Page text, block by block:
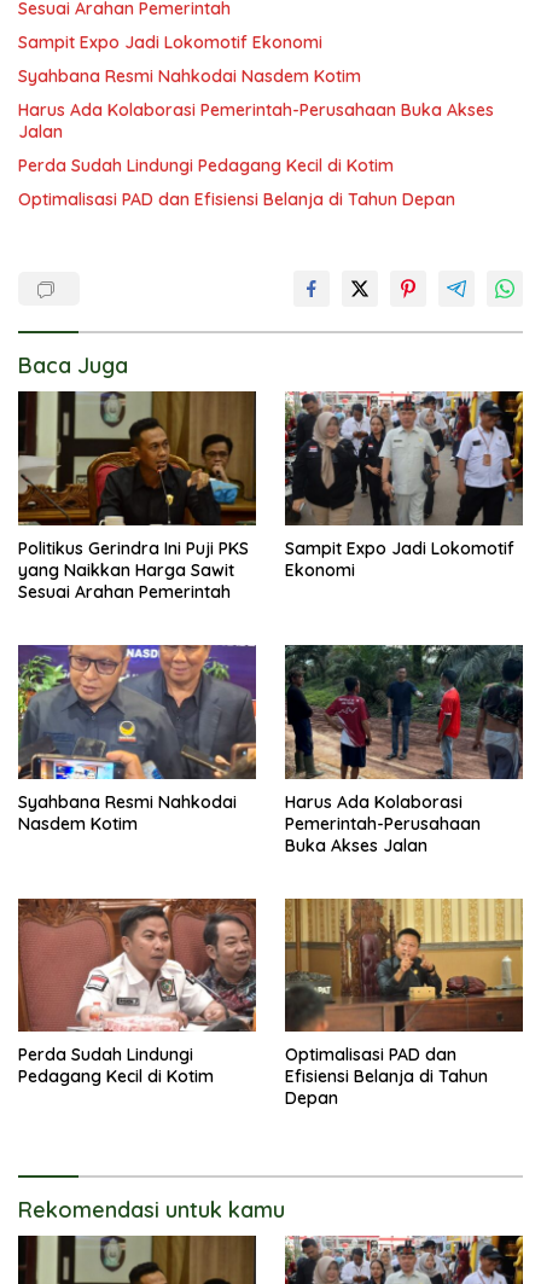
Sesuai Arahan Pemerintah
Sampit Expo Jadi Lokomotif Ekonomi
Syahbana Resmi Nahkodai Nasdem Kotim
Harus Ada Kolaborasi Pemerintah-Perusahaan Buka Akses
Jalan
Perda Sudah Lindungi Pedagang Kecil di Kotim
Optimalisasi PAD dan Efisiensi Belanja di Tahun Depan
Baca Juga
Politikus Gerindra Ini Puji PKS
yang Naikkan Harga Sawit
Sesuai Arahan Pemerintah
Sampit Expo Jadi Lokomotif
Ekonomi
Syahbana Resmi Nahkodai
Nasdem Kotim
Harus Ada Kolaborasi
Pemerintah-Perusahaan
Buka Akses Jalan
Perda Sudah Lindungi
Pedagang Kecil di Kotim
Optimalisasi PAD dan
Efisiensi Belanja di Tahun
Depan
Rekomendasi untuk kamu